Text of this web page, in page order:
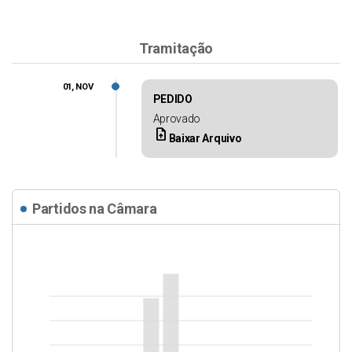
Tramitação
PEDIDO
Aprovado
upload_file Baixar Arquivo
01, NOV
Partidos na Câmara